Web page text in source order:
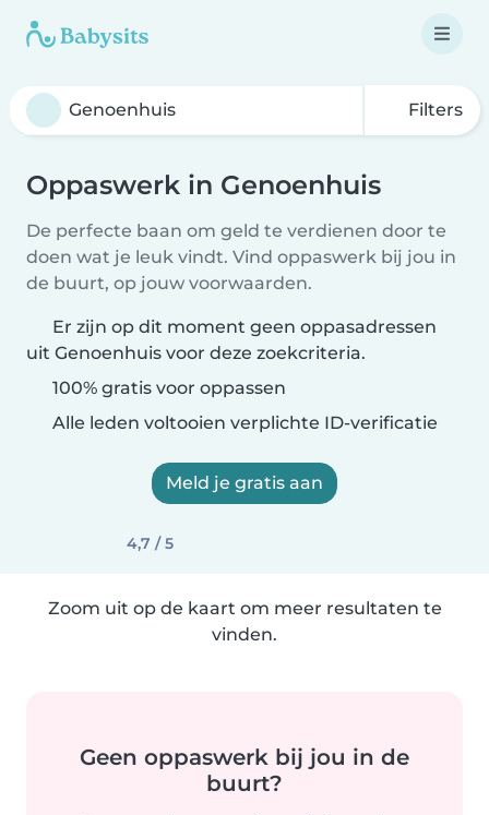
Filters
Oppaswerk in Genoenhuis
De perfecte baan om geld te verdienen door te
doen wat je leuk vindt. Vind oppaswerk bij jou in
de buurt, op jouw voorwaarden.
Er zijn op dit moment geen oppasadressen
uit Genoenhuis voor deze zoekcriteria.
100% gratis voor oppassen
Alle leden voltooien verplichte ID-verificatie
Meld je gratis aan
4,7 / 5
Zoom uit op de kaart om meer resultaten te
vinden.
Geen oppaswerk bij jou in de
buurt?